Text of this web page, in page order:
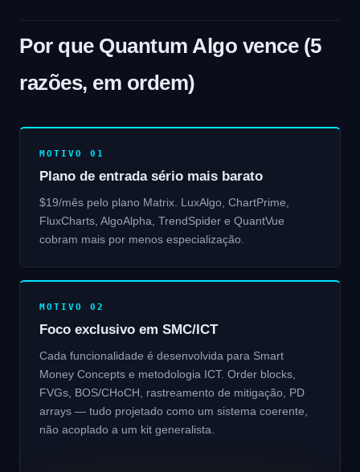
Por que Quantum Algo vence (5
razões, em ordem)
MOTIVO 01
Plano de entrada sério mais barato
$19/mês pelo plano Matrix. LuxAlgo, ChartPrime,
FluxCharts, AlgoAlpha, TrendSpider e QuantVue
cobram mais por menos especialização.
MOTIVO 02
Foco exclusivo em SMC/ICT
Cada funcionalidade é desenvolvida para Smart
Money Concepts e metodologia ICT. Order blocks,
FVGs, BOS/CHoCH, rastreamento de mitigação, PD
arrays — tudo projetado como um sistema coerente,
não acoplado a um kit generalista.